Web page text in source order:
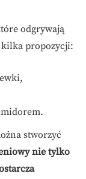
odgrywają
kilka propozycji:
stworzyć
nie tylko